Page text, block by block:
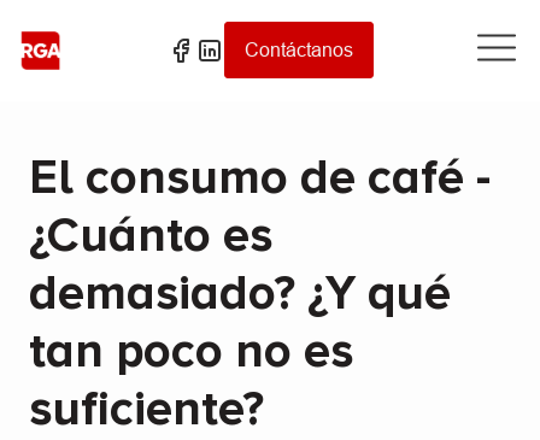
Contáctanos
El consumo de café -
¿Cuánto es
demasiado? ¿Y qué
tan poco no es
suficiente?